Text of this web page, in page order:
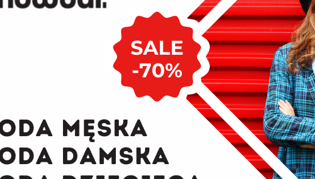
z prostymi nogawkami damskie - jakie...